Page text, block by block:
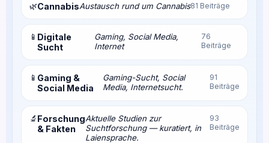
🌿CannabisAustausch rund um Cannabis81 Beiträge
📱 Digitale
Sucht
Gaming, Social Media,
Internet
76
Beiträge
📱 Gaming &
Social Media
Gaming-Sucht, Social
Media, Internetsucht.
91
Beiträge
🔬 Forschung
& Fakten
Aktuelle Studien zur
Suchtforschung — kuratiert, in
Laiensprache.
93
Beiträge